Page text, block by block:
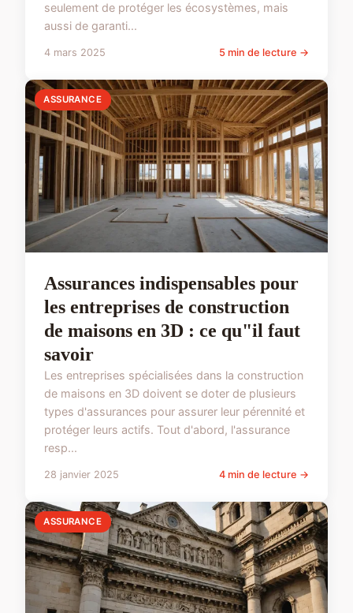
seulement de protéger les écosystèmes, mais
aussi de garanti...
4 mars 2025 5 min de lecture →
ASSURANCE
Assurances indispensables pour
les entreprises de construction
de maisons en 3D : ce qu"il faut
savoir
Les entreprises spécialisées dans la construction
de maisons en 3D doivent se doter de plusieurs
types d'assurances pour assurer leur pérennité et
protéger leurs actifs. Tout d'abord, l'assurance
resp...
28 janvier 2025 4 min de lecture →
ASSURANCE